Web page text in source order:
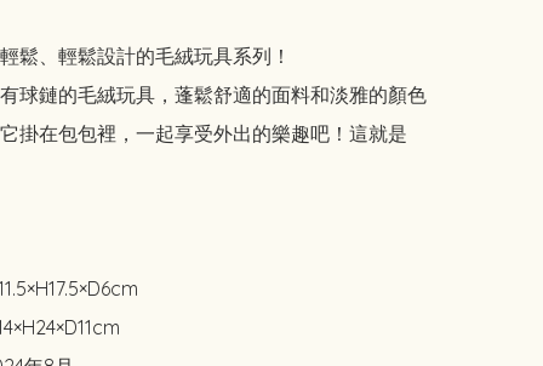
鬆、輕鬆設計的毛絨玩具系列！
球鏈的毛絨玩具，蓬鬆舒適的面料和淡雅的顏色
掛在包包裡，一起享受外出的樂趣吧！這就是